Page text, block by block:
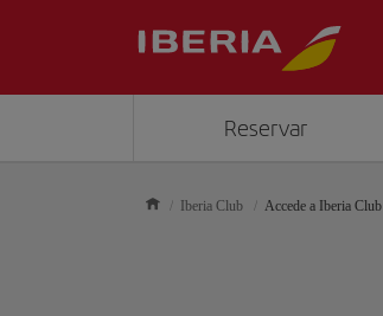
Reservar
Iberia Club Accede a Iberia Club